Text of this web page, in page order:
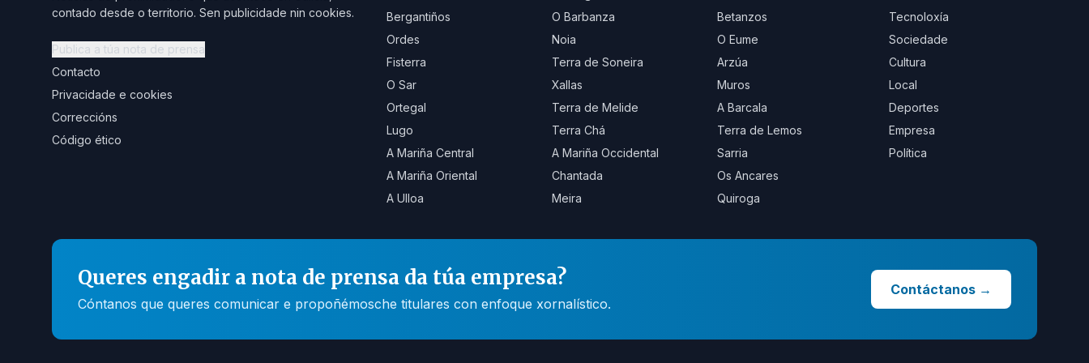
contado desde o territorio. Sen publicidade nin cookies.
Publica a túa nota de prensa
Contacto
Privacidade e cookies
Correccións
Código ético
Bergantiños
O Barbanza
Betanzos
Ordes
Noia
O Eume
Fisterra
Terra de Soneira
Arzúa
O Sar
Xallas
Muros
Ortegal
Terra de Melide
A Barcala
Lugo
Terra Chá
Terra de Lemos
A Mariña Central
A Mariña Occidental
Sarria
A Mariña Oriental
Chantada
Os Ancares
A Ulloa
Meira Quiroga
Tecnoloxía
Sociedade
Cultura
Local
Deportes
Empresa
Política
Queres engadir a nota de prensa da túa empresa?
Cóntanos que queres comunicar e propoñémosche titulares con enfoque xornalístico.
Contáctanos →